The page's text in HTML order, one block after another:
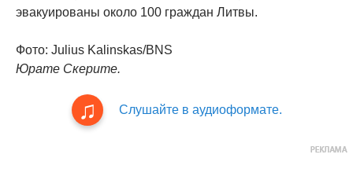
эвакуированы около 100 граждан Литвы.
Фото: Julius Kalinskas/BNS
Юрате Скерите.
Слушайте в аудиоформате.